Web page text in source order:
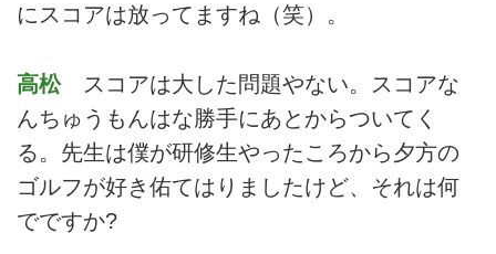
にスコアは放ってますね（笑）。
高松スコアは大した問題やない。スコアな
んちゅうもんはな勝手にあとからついてく
る。先生は僕が研修生やったころから夕方の
ゴルフが好き佑てはりましたけど、それは何
でですか?